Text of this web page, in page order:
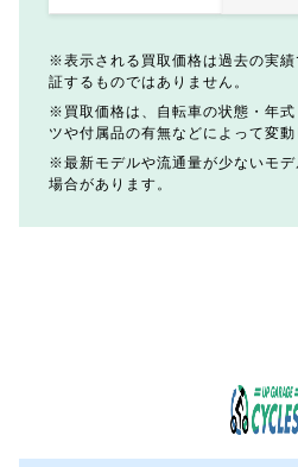
表示される買取価格は過去の実
証するものではありません。
買取価格は、自転車の状態・年
ツや付属品の有無などによって変動
最新モデルや流通量が少ないモ
場合があります。